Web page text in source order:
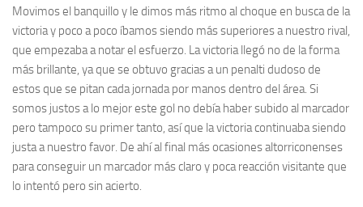
Movimos el banquillo y le dimos más ritmo al choque en busca de la
victoria y poco a poco íbamos siendo más superiores a nuestro rival,
que empezaba a notar el esfuerzo. La victoria llegó no de la forma
más brillante, ya que se obtuvo gracias a un penalti dudoso de
estos que se pitan cada jornada por manos dentro del área. Si
somos justos a lo mejor este gol no debía haber subido al marcador
pero tampoco su primer tanto, así que la victoria continuaba siendo
justa a nuestro favor. De ahí al final más ocasiones altorriconenses
para conseguir un marcador más claro y poca reacción visitante que
lo intentó pero sin acierto.